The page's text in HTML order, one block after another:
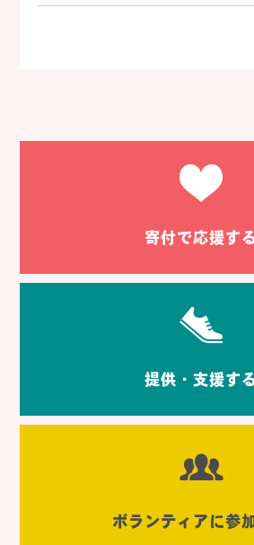
寄付で応援す
提供・支援す
ボランティアに参